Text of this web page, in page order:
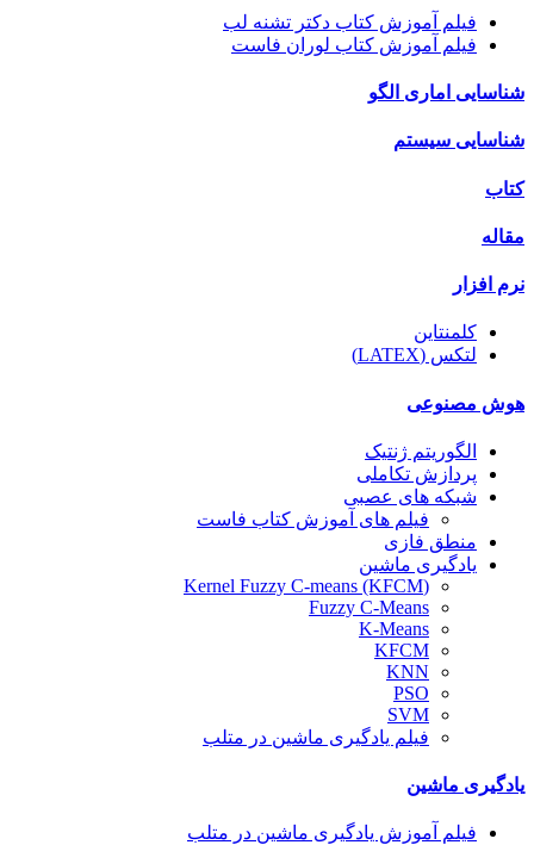
فیلم آموزش کتاب دکتر تشنه لب
فیلم آموزش کتاب لوران فاست
شناسایی اماری الگو
شناسایی سیستم
کتاب
مقاله
نرم افزار
کلمنتاین
لتکس (LATEX)
هوش مصنوعی
الگوریتم ژنتیک
پردازش تکاملی
شبکه های عصبی
فیلم های آموزش کتاب فاست
منطق فازی
یادگیری ماشین
(Kernel Fuzzy C-means (KFCM
Fuzzy C-Means
K-Means
KFCM
KNN
PSO
SVM
فیلم یادگیری ماشین در متلب
یادگیری ماشین
فیلم آموزش یادگیری ماشین در متلب